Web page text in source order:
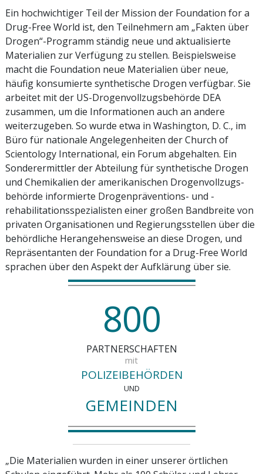
Ein hochwichtiger Teil der Mission der Foundation for a
Drug-Free World ist, den Teilnehmern am „Fakten über
Drogen“-Programm ständig neue und aktualisierte
Materialien zur Verfügung zu stellen. Beispielsweise
macht die Foundation neue Materialien über neue,
häufig konsumierte synthetische Drogen verfügbar. Sie
arbeitet mit der US-Drogenvollzugs­behörde DEA
zusammen, um die Informationen auch an andere
weiterzugeben. So wurde etwa in Washington, D. C., im
Büro für nationale Angelegenheiten der Church of
Scientology International, ein Forum abgehalten. Ein
Sonderermittler der Abteilung für synthetische Drogen
und Chemikalien der amerikanischen Drogen­vollzugs­
behörde informierte Drogenpräventions- und -
rehabilitationsspezialisten einer großen Bandbreite von
privaten Organisationen und Regierungsstellen über die
behördliche Herangehensweise an diese Drogen, und
Repräsentanten der Foundation for a Drug-Free World
sprachen über den Aspekt der Aufklärung über sie.
800
PARTNERSCHAFTEN
mit
POLIZEIBEHÖRDEN
UND
GEMEINDEN
„Die Materialien wurden in einer unserer örtlichen